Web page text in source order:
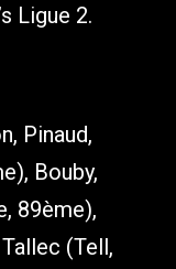
Ligue 2.
Pinaud,
Bouby,
89ème),
(Tell,